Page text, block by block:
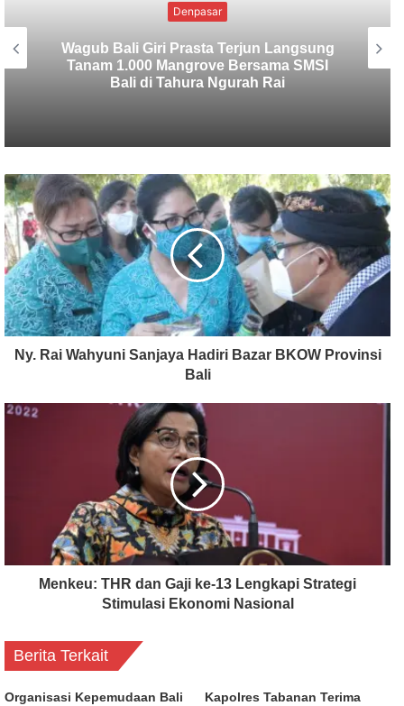
Uncategorized
SMSI Bali Tanam 1.000 Mangrove di
Tahura Ngurah Rai dalam Rangka HPN
2026
Ny. Rai Wahyuni Sanjaya Hadiri Bazar BKOW Provinsi
Bali
Menkeu: THR dan Gaji ke-13 Lengkapi Strategi
Stimulasi Ekonomi Nasional
Berita Terkait
Organisasi Kepemudaan Bali
Kapolres Tabanan Terima